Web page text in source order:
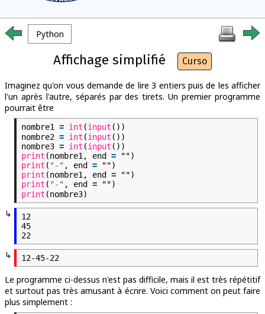
Python
Affichage simplifié Curso
Imaginez qu'on vous demande de lire 3 entiers puis de les afficher
l'un après l'autre, séparés par des tirets. Un premier programme
pourrait être
nombre1 = int (input ())
nombre2 = int (input ())
nombre3 = int (input ())
print (nombre1, end =
"")
print ( "-" , end =
"")
print (nombre1, end =
"")
print ( "-" , end =
"")
print (nombre3)
↳
12
45
↳
Le programme ci-dessus n'est pas difficile, mais il est très répétitif
et surtout pas très amusant à écrire. Voici comment on peut faire
plus simplement :